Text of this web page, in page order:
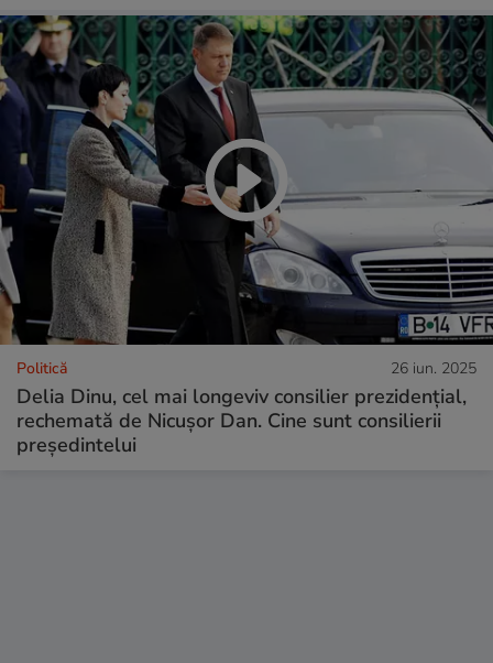
Politică 26 iun. 2025
Delia Dinu, cel mai longeviv consilier prezidențial,
rechemată de Nicușor Dan. Cine sunt consilierii
președintelui